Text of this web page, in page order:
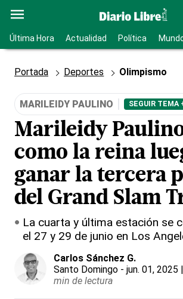
Última Hora Actualidad Política
Portada Deportes Olimpismo
MARILEIDY PAULINO SEGUIR TEMA
Marileidy
como la reina
ganar la tercera
del Grand Slam
La cuarta y última estación se
el 27 y 29 de junio en Los
Carlos Sánchez G.
Santo Domingo - jun. 01, 2025
min de lectura